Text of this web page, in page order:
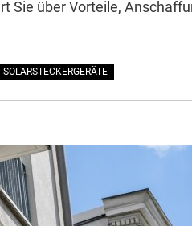
Sie über Vorteile,
SOLARSTECKERGERÄTE